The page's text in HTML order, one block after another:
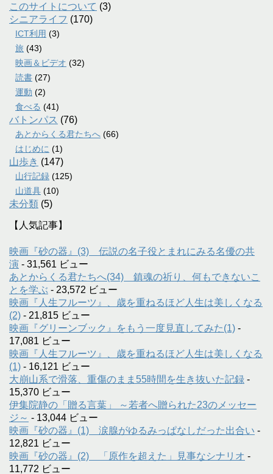
このサイトについて (3)
シニアライフ (170)
ICT利用 (3)
旅 (43)
映画＆ビデオ (32)
読書 (27)
運動 (2)
食べる (41)
バトンパス (76)
あとからくる君たちへ (66)
はじめに (1)
山歩き (147)
山行記録 (125)
山道具 (10)
未分類 (5)
【人気記事】
映画『砂の器』(3) 伝説の名子役とまれにみる名優の共
演 - 31,561 ビュー
あとからくる君たちへ(34) 鎮魂の祈り、何もできないこ
とを学ぶ - 23,572 ビュー
映画『人生フルーツ』、歳を重ねるほど人生は美しくなる
(2) - 21,815 ビュー
映画『グリーンブック』をもう一度見直してみた(1) -
17,081 ビュー
映画『人生フルーツ』、歳を重ねるほど人生は美しくなる
(1) - 16,121 ビュー
大崩山系で滑落、重傷のまま55時間を生き抜いた記録 -
15,370 ビュー
伊集院静の「贈る言葉」 ～若者へ贈られた23のメッセー
ジ～ - 13,044 ビュー
映画『砂の器』(1) 涙腺がゆるみっぱなしだった出合い -
12,821 ビュー
映画『砂の器』(2) 「原作を超えた」見事なシナリオ -
11,772 ビュー